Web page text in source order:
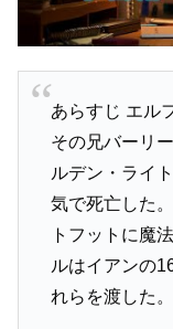
あらすじ エル
その兄バーリ
ルデン・ライ
気で死亡した
トフットに魔
ルはイアンの
れらを渡した。